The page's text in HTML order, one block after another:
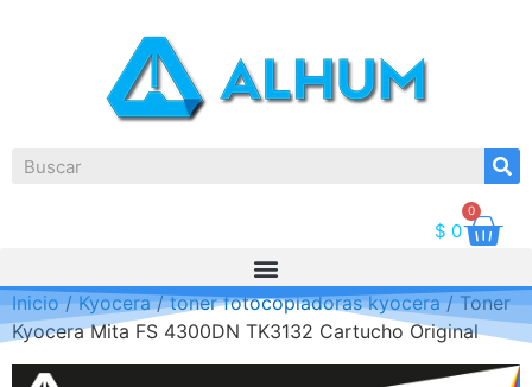
$ 0
0
Inicio/Kyocera/toner fotocopiadoras kyocera/ Toner
Kyocera Mita FS 4300DN TK3132 Cartucho Original